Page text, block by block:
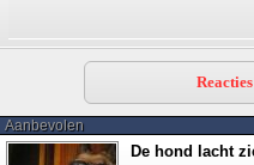
Aanbevolen
De hond lacht